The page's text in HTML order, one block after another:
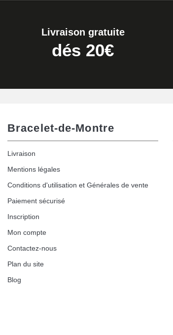
Livraison gratuite
dés 20€
Bracelet-de-Montre
Livraison
Mentions légales
Conditions d'utilisation et Générales de vente
Paiement sécurisé
Inscription
Mon compte
Contactez-nous
Plan du site
Blog